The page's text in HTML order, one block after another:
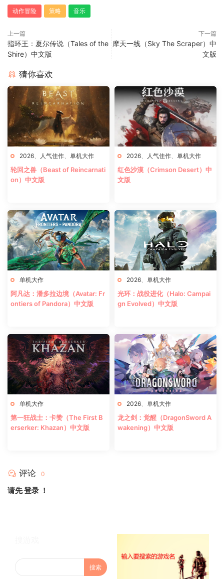
动作冒险 策略 音乐
上一篇
指环王：夏尔传说（Tales of the
Shire）中文版
下一篇
摩天一线（Sky The Scraper）中
文版
猜你喜欢
2026、 人气佳作、 单机大作
轮回之兽（Beast of Reincarnati
on）中文版
2026、 人气佳作、 单机大作
红色沙漠（Crimson Desert）中
文版
单机大作
阿凡达：潘多拉边境（Avatar: Fr
ontiers of Pandora）中文版
2026、 单机大作
光环：战役进化（Halo: Campai
gn Evolved）中文版
单机大作
第一狂战士：卡赞（The First B
erserker: Khazan）中文版
2026、 单机大作
龙之剑：觉醒（DragonSword A
wakening）中文版
评论 0
请先登录 ！